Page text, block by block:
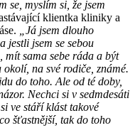
se, myslím si, že jsem
klientka kliniky a
„Já jsem dlouho
jestli jsem se sebou
mít sama sebe ráda a být
na své rodiče, známé.
do toho. Ale od té doby,
Nechci si v sedmdesáti
ve stáří klást takové
šťastnější, tak do toho